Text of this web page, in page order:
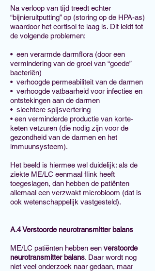
Na verloop van tijd treedt echter
“bijnieruitputting” op (storing op de HPA-as)
waardoor het cortisol te laag is. Dit leidt tot
de volgende problemen:
• een verarmde darmflora (door een
vermindering van de groei van “goede”
bacteriën)
• verhoogde permeabiliteit van de darmen
• verhoogde vatbaarheid voor infecties en
ontstekingen aan de darmen
• slechtere spijsvertering
• een verminderde productie van korte-
keten vetzuren (die nodig zijn voor de
gezondheid van de darmen en het
immuunsysteem).
Het beeld is hiermee wel duidelijk: als de
ziekte ME/LC eenmaal flink heeft
toegeslagen, dan hebben de patiënten
allemaal een verzwakt microbioom (dat is
ook wetenschappelijk vastgesteld).
A.4 Verstoorde neurotransmitter balans
ME/LC patiënten hebben een verstoorde
neurotransmitter balans. Daar wordt nog
niet veel onderzoek naar gedaan, maar